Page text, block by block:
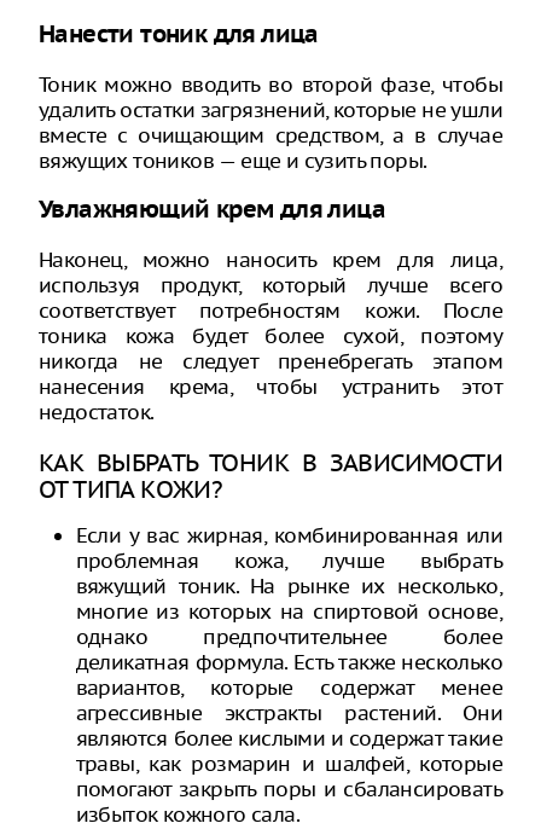
Нанести тоник для лица
Тоник можно вводить во второй фазе, чтобы
удалить остатки загрязнений, которые не ушли
вместе с очищающим средством, а в случае
вяжущих тоников — еще и сузить поры.
Увлажняющий крем для лица
Наконец, можно наносить крем для лица,
используя продукт, который лучше всего
соответствует потребностям кожи. После
тоника кожа будет более сухой, поэтому
никогда не следует пренебрегать этапом
нанесения крема, чтобы устранить этот
недостаток.
КАК ВЫБРАТЬ ТОНИК В ЗАВИСИМОСТИ
ОТ ТИПА КОЖИ?
Если у вас жирная, комбинированная или
проблемная кожа, лучше выбрать
вяжущий тоник. На рынке их несколько,
многие из которых на спиртовой основе,
однако предпочтительнее более
деликатная формула. Есть также несколько
вариантов, которые содержат менее
агрессивные экстракты растений. Они
являются более кислыми и содержат такие
травы, как розмарин и шалфей, которые
помогают закрыть поры и сбалансировать
избыток кожного сала.